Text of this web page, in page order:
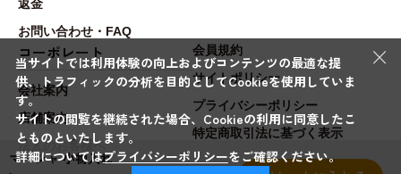
マーシャ 小物入れ
返金
お問い合わせ・FAQ
コーポレート
会社案内
店舗案内
法人のお客様へ
会員規約
サイトポリシー
プライバシーポリシー
特定商取引法に基づく表示
×
当サイトでは利用体験の向上およびコンテンツの最適な提
供、トラフィックの分析を目的としてCookieを使用していま
す。
サイトの閲覧を継続された場合、Cookieの利用に同意したこ
とものといたします。
詳細についてはプライバシーポリシーをご確認ください。